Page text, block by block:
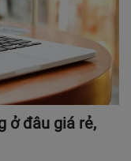
ở đâu giá rẻ,